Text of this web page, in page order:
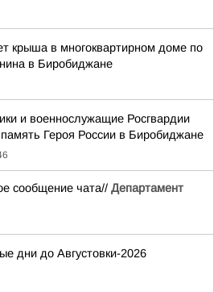
крыша в многоквартирном доме по
в Биробиджане
и военнослужащие Росгвардии
Героя России в Биробиджане
сообщение чата// Департамент
дни до Августовки-2026